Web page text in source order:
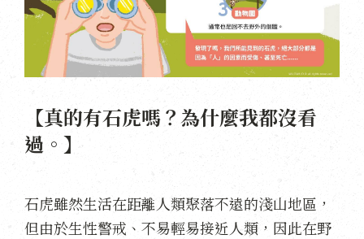
【真的有石虎嗎？為什麼我都沒看
過。】
石虎雖然生活在距離人類聚落不遠的淺山地區，
但由於生性警戒、不易輕易接近人類，因此在野